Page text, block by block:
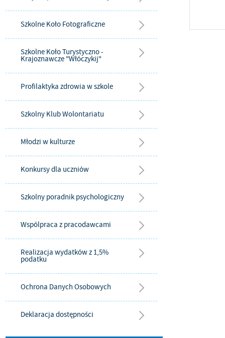
Szkolne Koło Fotograficzne
Szkolne Koło Turystyczno -
Krajoznawcze "Włóczykij"
Profilaktyka zdrowia w szkole
Szkolny Klub Wolontariatu
Młodzi w kulturze
Konkursy dla uczniów
Szkolny poradnik psychologiczny
Wspólpraca z pracodawcami
Realizacja wydatków z 1,5%
podatku
Ochrona Danych Osobowych
Deklaracja dostępności